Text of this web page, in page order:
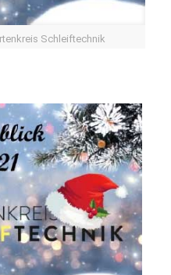
Schleiftechnik